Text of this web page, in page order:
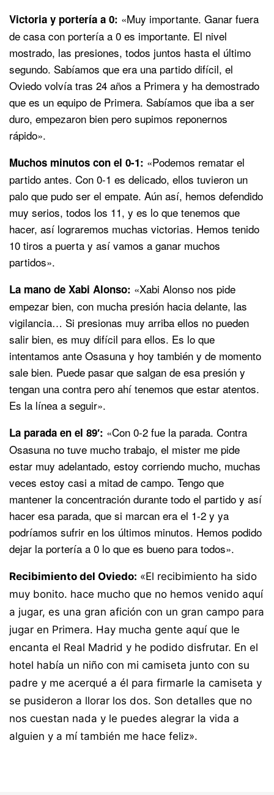
Victoria y portería a 0: «Muy importante. Ganar fuera
de casa con portería a 0 es importante. El nivel
mostrado, las presiones, todos juntos hasta el último
segundo. Sabíamos que era una partido difícil, el
Oviedo volvía tras 24 años a Primera y ha demostrado
que es un equipo de Primera. Sabíamos que iba a ser
duro, empezaron bien pero supimos reponernos
rápido».
Muchos minutos con el 0-1: «Podemos rematar el
partido antes. Con 0-1 es delicado, ellos tuvieron un
palo que pudo ser el empate. Aún así, hemos defendido
muy serios, todos los 11, y es lo que tenemos que
hacer, así lograremos muchas victorias. Hemos tenido
10 tiros a puerta y así vamos a ganar muchos
partidos».
La mano de Xabi Alonso: «Xabi Alonso nos pide
empezar bien, con mucha presión hacia delante, las
vigilancia… Si presionas muy arriba ellos no pueden
salir bien, es muy difícil para ellos. Es lo que
intentamos ante Osasuna y hoy también y de momento
sale bien. Puede pasar que salgan de esa presión y
tengan una contra pero ahí tenemos que estar atentos.
Es la línea a seguir».
La parada en el 89′: «Con 0-2 fue la parada. Contra
Osasuna no tuve mucho trabajo, el mister me pide
estar muy adelantado, estoy corriendo mucho, muchas
veces estoy casi a mitad de campo. Tengo que
mantener la concentración durante todo el partido y así
hacer esa parada, que si marcan era el 1-2 y ya
podríamos sufrir en los últimos minutos. Hemos podido
dejar la portería a 0 lo que es bueno para todos».
Recibimiento del Oviedo: «El recibimiento ha sido
muy bonito. hace mucho que no hemos venido aquí
a jugar, es una gran afición con un gran campo para
jugar en Primera. Hay mucha gente aquí que le
encanta el Real Madrid y he podido disfrutar. En el
hotel había un niño con mi camiseta junto con su
padre y me acerqué a él para firmarle la camiseta y
se pusideron a llorar los dos. Son detalles que no
nos cuestan nada y le puedes alegrar la vida a
alguien y a mí también me hace feliz».